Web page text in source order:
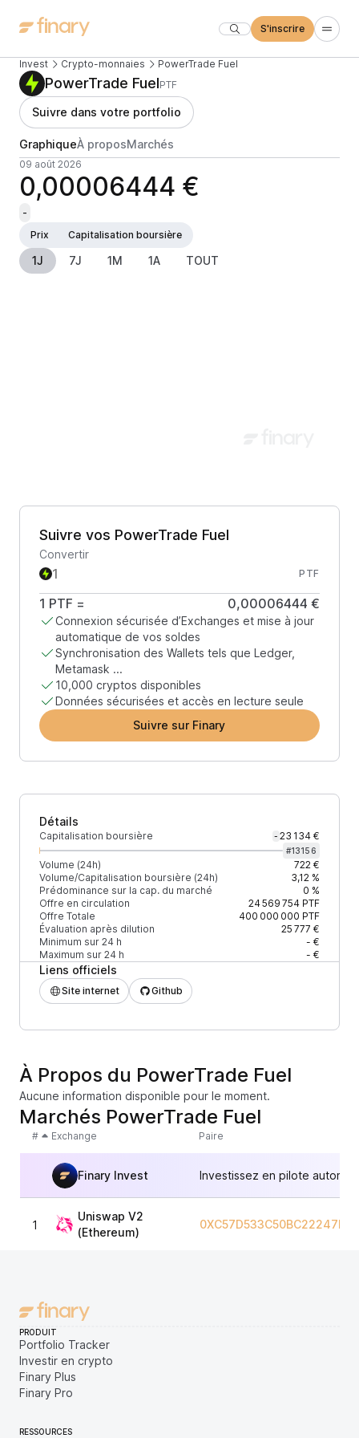
S'inscrire
Invest Crypto-monnaies PowerTrade Fuel
PowerTrade FuelPTF
Suivre dans votre portfolio
GraphiqueÀ proposMarchés
09 août 2026
0,00006444 €
-
Prix
Capitalisation boursière
1J 7J 1M 1A TOUT
Suivre vos PowerTrade Fuel
Convertir
PTF
1 PTF = 0,00006444 €
Connexion sécurisée d’Exchanges et mise à jour
automatique de vos soldes
Synchronisation des Wallets tels que Ledger,
Metamask ...
10,000 cryptos disponibles
Données sécurisées et accès en lecture seule
Suivre sur Finary
Détails
Capitalisation boursière - 23 134 €
#13156
Volume (24h)
722 €
Volume/Capitalisation boursière (24h)
3,12 %
Prédominance sur la cap. du marché
0 %
Offre en circulation
24 569 754PTF
Offre Totale
400 000 000 PTF
Évaluation après dilution
25 777 €
Minimum sur 24 h
- €
Maximum sur 24 h
- €
Liens officiels
Site internet Github
À Propos du PowerTrade Fuel
Aucune information disponible pour le moment.
Marchés PowerTrade Fuel
# Exchange Paire
Finary Invest Investissez en pilote
1
Uniswap V2
(Ethereum)
PRODUIT
Portfolio Tracker
Investir en crypto
Finary Plus
Finary Pro
RESSOURCES